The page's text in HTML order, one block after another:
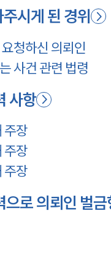
시게 된 경위
청하신 의뢰인
사건 관련 법령
사항
주장
주장
주장
로 의뢰인 벌